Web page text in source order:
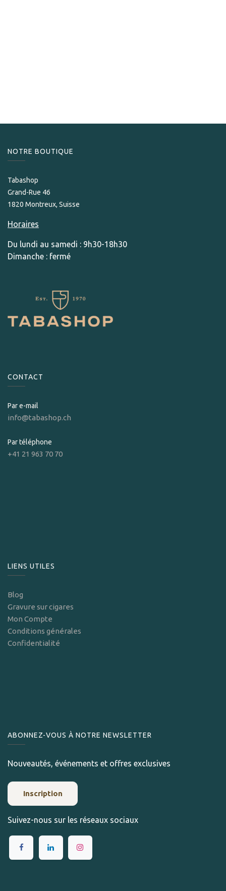
NOTRE BOUTIQUE
Tabashop
Grand-Rue 46
1820 Montreux, Suisse
Horaires
Du lundi au samedi : 9h30-18h30
Dimanche : fermé
CONTACT
Par e-mail
info@tabashop.ch
Par téléphone
+41 21 963 70 70
LIENS UTILES
Blog
Gravure sur cigares
Mon Compte
Conditions générales
Confidentialité
ABONNEZ-VOUS À NOTRE NEWSLETTER
Nouveautés, événements et offres exclusives
Inscription
Suivez-nous sur les réseaux sociaux